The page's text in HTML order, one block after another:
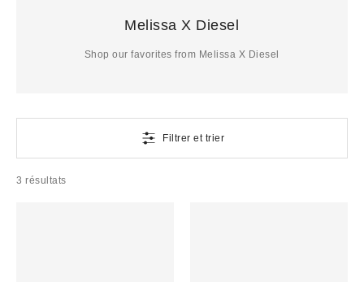
Melissa X Diesel
Shop our favorites from Melissa X Diesel
Filtrer et trier
3 résultats